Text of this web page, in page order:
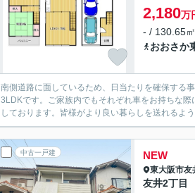
2,180万
- / 130.65
おおさか
南側道路に面しているため、日当たりを確保する
3LDKです。ご家族内でもそれぞれ車をお持ちな
しております。皆様がより良い暮らしを送れるよ
中古一戸建 NEW
東大阪市友
友井2丁目